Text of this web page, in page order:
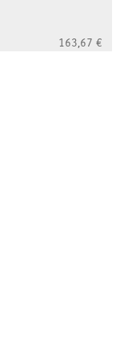
163,67 €